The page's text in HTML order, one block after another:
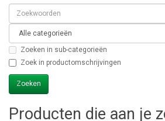
Zoeken in sub-categorieën
Zoek in productomschrijvingen
Producten die aan je